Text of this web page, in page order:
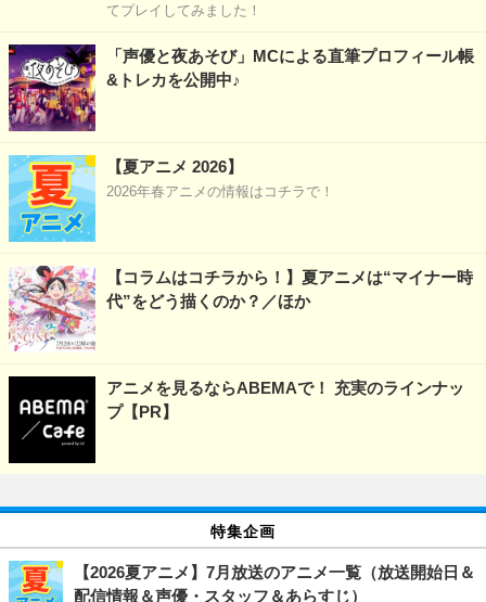
てプレイしてみました！
「声優と夜あそび」MCによる直筆プロフィール帳
&トレカを公開中♪
【夏アニメ 2026】
2026年春アニメの情報はコチラで！
【コラムはコチラから！】夏アニメは“マイナー時
代”をどう描くのか？／ほか
アニメを見るならABEMAで！ 充実のラインナッ
プ【PR】
特集企画
【2026夏アニメ】7月放送のアニメ一覧（放送開始日＆
配信情報＆声優・スタッフ＆あらすじ）